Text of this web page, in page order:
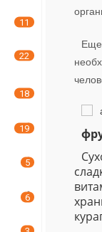
Еще
11
22
18
19
5
6